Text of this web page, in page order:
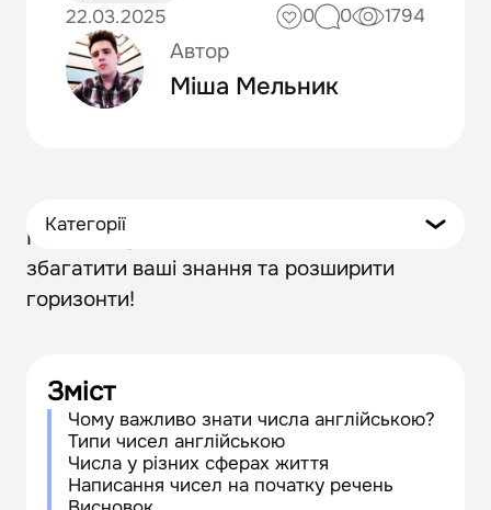
22.03.2025
0 0 1794
Автор
Міша Мельник
Категорії
Пориньте у світ англійських чисел, щоб
збагатити ваші знання та розширити
горизонти!
Зміст
Чому важливо знати числа англійською?
Типи чисел англійською
Числа у різних сферах життя
Написання чисел на початку речень